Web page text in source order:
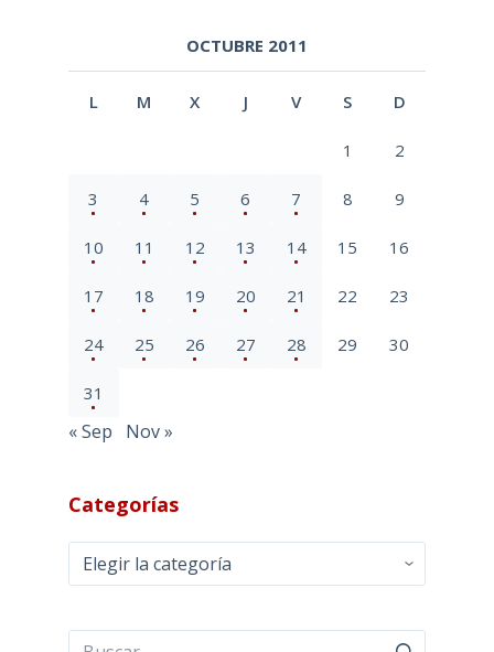
OCTUBRE 2011
L M X J V S D
1 2
3 4 5 6 7 8 9
10 11 12 13 14 15 16
17 18 19 20 21 22 23
24 25 26 27 28 29 30
31
« Sep Nov »
Categorías
Categorías